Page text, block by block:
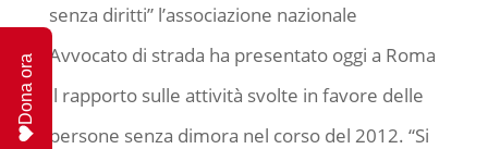
senza diritti” l’associazione nazionale
Avvocato di strada ha presentato oggi a Roma
il rapporto sulle attività svolte in favore delle
persone senza dimora nel corso del 2012. “Si
Dona ora